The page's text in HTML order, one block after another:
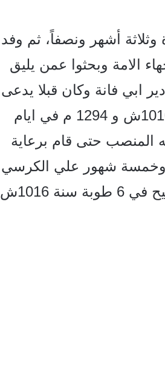
وثلاثة أشهر ونصفاً، ثم وفد
الامة وبحثوا عمن يليق
ابي فانة وكان قبلا يدعى
بن رويل، فتمموا تكريسه في 18 مسرى 1010ش و 1294 م في ايام
المنصب حتى قام برعاية
شهور علي الكرسي
المرقسي ارتاح فيها الاقباط من اضطهاد المسلمين وتنيح في 6 طوبة سنة 1016ش